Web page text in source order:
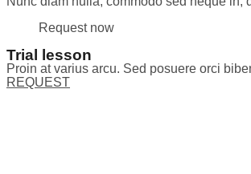
Request now
Trial lesson
Proin at varius arcu. Sed posuere orci
REQUEST